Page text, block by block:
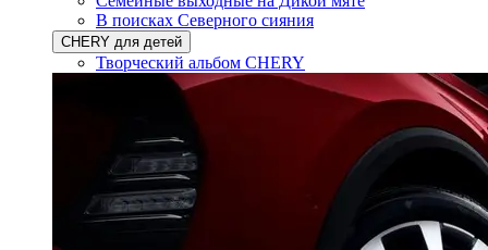
В поисках Северного сияния
CHERY для детей
Творческий альбом CHERY